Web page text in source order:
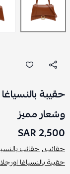
حقيبة
وشعار مميز
2,500 SAR
حقائب ,حقائب
حقيبة بالنسياغا